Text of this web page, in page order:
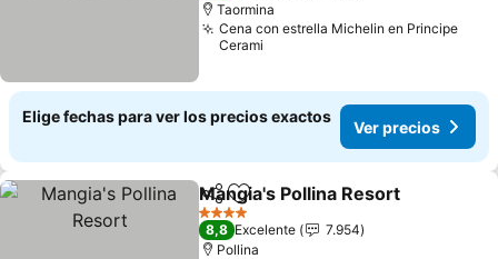
Taormina
Cena con estrella Michelin en Principe
Cerami
Elige fechas para ver los precios exactos
Ver precios
CompartirAgregar a favoritos
Mangia's Pollina Resort
4 Estrellas
8,8 Excelente
7.954
Pollina